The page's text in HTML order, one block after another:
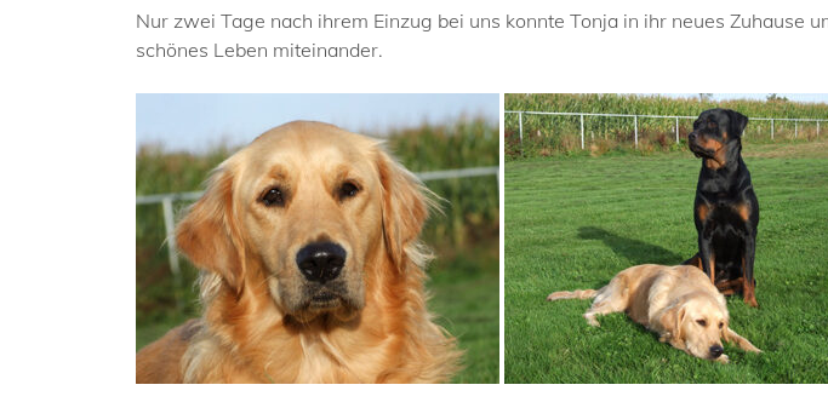
Nur zwei Tage nach ihrem Einzug bei uns konnte Tonja in ihr neues
schönes Leben miteinander.